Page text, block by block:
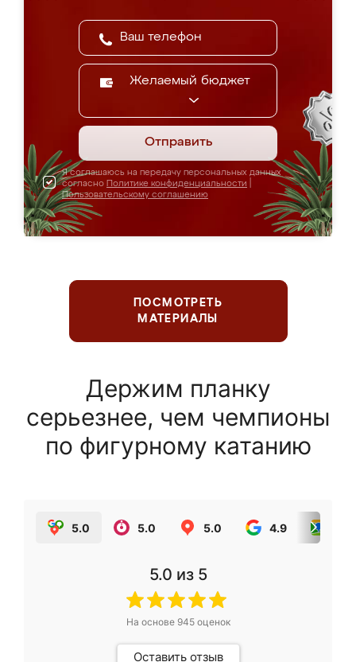
Желаемый бюджет
Отправить
Я соглашаюсь на передачу персональных данных
согласно Политике конфиденциальности
Пользовательскому соглашению
ПОСМОТРЕТЬ
МАТЕРИАЛЫ
Держим планку
серьезнее, чем чемпионы
по фигурному катанию
5.0 5.0 5.0 4.9
5.0 из 5
На основе 945оценок
Оставить отзыв